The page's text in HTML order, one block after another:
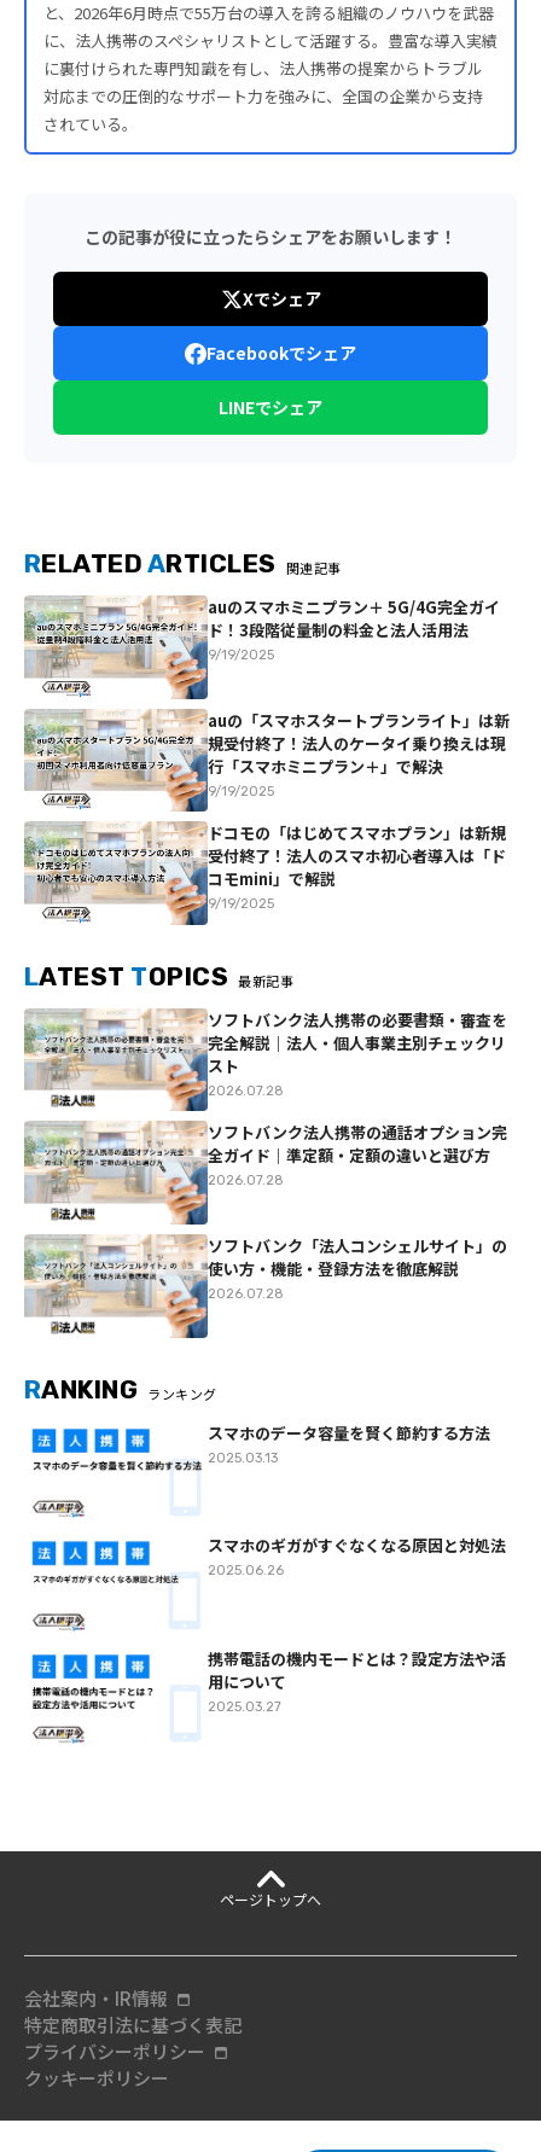
と、2026年6月時点で55万台の導入を誇る組織のノウハウを武器
に、法人携帯のスペシャリストとして活躍する。豊富な導入実績
に裏付けられた専門知識を有し、法人携帯の提案からトラブル
対応までの圧倒的なサポート力を強みに、全国の企業から支持
されている。
この記事が役に立ったらシェアをお願いします！
Xでシェア
Facebookでシェア
LINEでシェア
RELATED ARTICLES 関連記事
auのスマホミニプラン＋ 5G/4G完全ガイ
ド！3段階従量制の料金と法人活用法
9/19/2025
auの「スマホスタートプランライト」は新
規受付終了！法人のケータイ乗り換えは現
行「スマホミニプラン＋」で解決
9/19/2025
ドコモの「はじめてスマホプラン」は新規
受付終了！法人のスマホ初心者導入は「ド
コモmini」で解説
9/19/2025
LATEST TOPICS 最新記事
ソフトバンク法人携帯の必要書類・審査を
完全解説｜法人・個人事業主別チェックリ
スト
2026.07.28
ソフトバンク法人携帯の通話オプション完
全ガイド｜準定額・定額の違いと選び方
2026.07.28
ソフトバンク「法人コンシェルサイト」の
使い方・機能・登録方法を徹底解説
2026.07.28
RANKING ランキング
スマホのデータ容量を賢く節約する方法
2025.03.13
スマホのギガがすぐなくなる原因と対処法
2025.06.26
携帯電話の機内モードとは？設定方法や活
用について
2025.03.27
ページ トップへ
会社案内・IR情報
特定商取引法に基づく表記
プライバシーポリシー
クッキーポリシー